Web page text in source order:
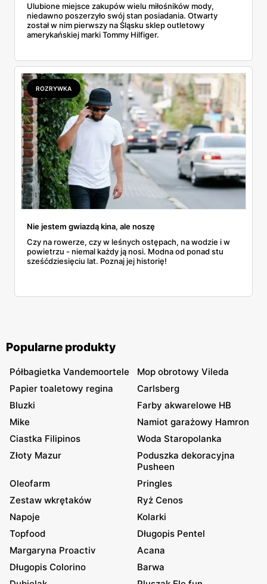
Ulubione miejsce zakupów wielu miłośników mody,
niedawno poszerzyło swój stan posiadania. Otwarty
został w nim pierwszy na Śląsku sklep outletowy
amerykańskiej marki Tommy Hilfiger.
ROZRYWKA
Nie jestem gwiazdą kina, ale noszę
Czy na rowerze, czy w leśnych ostępach, na wodzie i w
powietrzu - niemal każdy ją nosi. Modna od ponad stu
sześćdziesięciu lat. Poznaj jej historię!
Popularne produkty
Półbagietka Vandemoortele
Mop obrotowy Vileda
Papier toaletowy regina
Carlsberg
Bluzki
Farby akwarelowe HB
Mike
Namiot garażowy Hamron
Ciastka Filipinos
Woda Staropolanka
Złoty Mazur
Poduszka dekoracyjna
Pusheen
Oleofarm
Pringles
Zestaw wkrętaków
Ryż Cenos
Napoje
Kolarki
Topfood
Długopis Pentel
Margaryna Proactiv
Acana
Długopis Colorino
Barwa